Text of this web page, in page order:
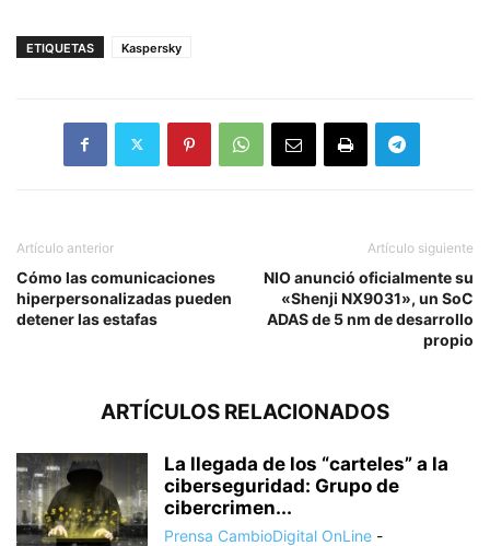
ETIQUETAS Kaspersky
Artículo anterior
Cómo las comunicaciones
hiperpersonalizadas pueden
detener las estafas
Artículo siguiente
NIO anunció oficialmente su
«Shenji NX9031», un SoC
ADAS de 5 nm de desarrollo
propio
ARTÍCULOS RELACIONADOS
La llegada de los “carteles” a la
ciberseguridad: Grupo de
cibercrimen...
Prensa CambioDigital OnLine -